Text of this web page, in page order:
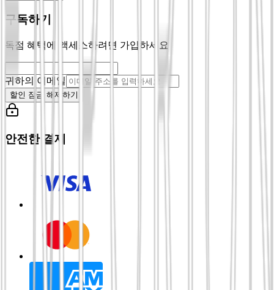
구독하기
독점 혜택에 액세스하려면 가입하세요
귀하의 이메일
할인 잠금 해제하기
안전한 결제